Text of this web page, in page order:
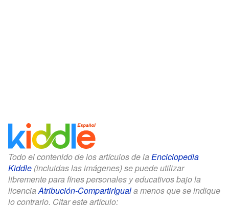
Todo el contenido de los artículos de la Enciclopedia
Kiddle (incluidas las imágenes) se puede utilizar
libremente para fines personales y educativos bajo la
licencia Atribución-CompartirIguala menos que se indique
lo contrario. Citar este artículo: